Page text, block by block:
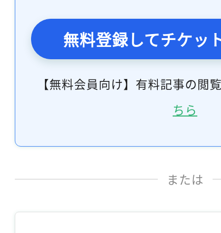
無料登録してチケッ
【無料会員向け】有料記事の閲
ちら
または